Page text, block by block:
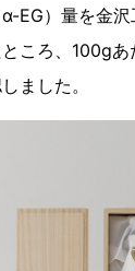
EG）量を金
ころ、100g
ました。